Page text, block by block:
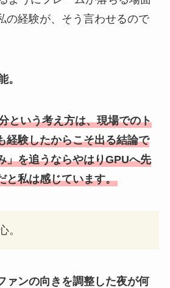
の経験が、そう言わせるので
。
という考え方は、現場でのト
経験したからこそ出る結論で
」を追うならやはりGPUへ先
と私は感じています。
。
ァンの向きを調整した夜が何